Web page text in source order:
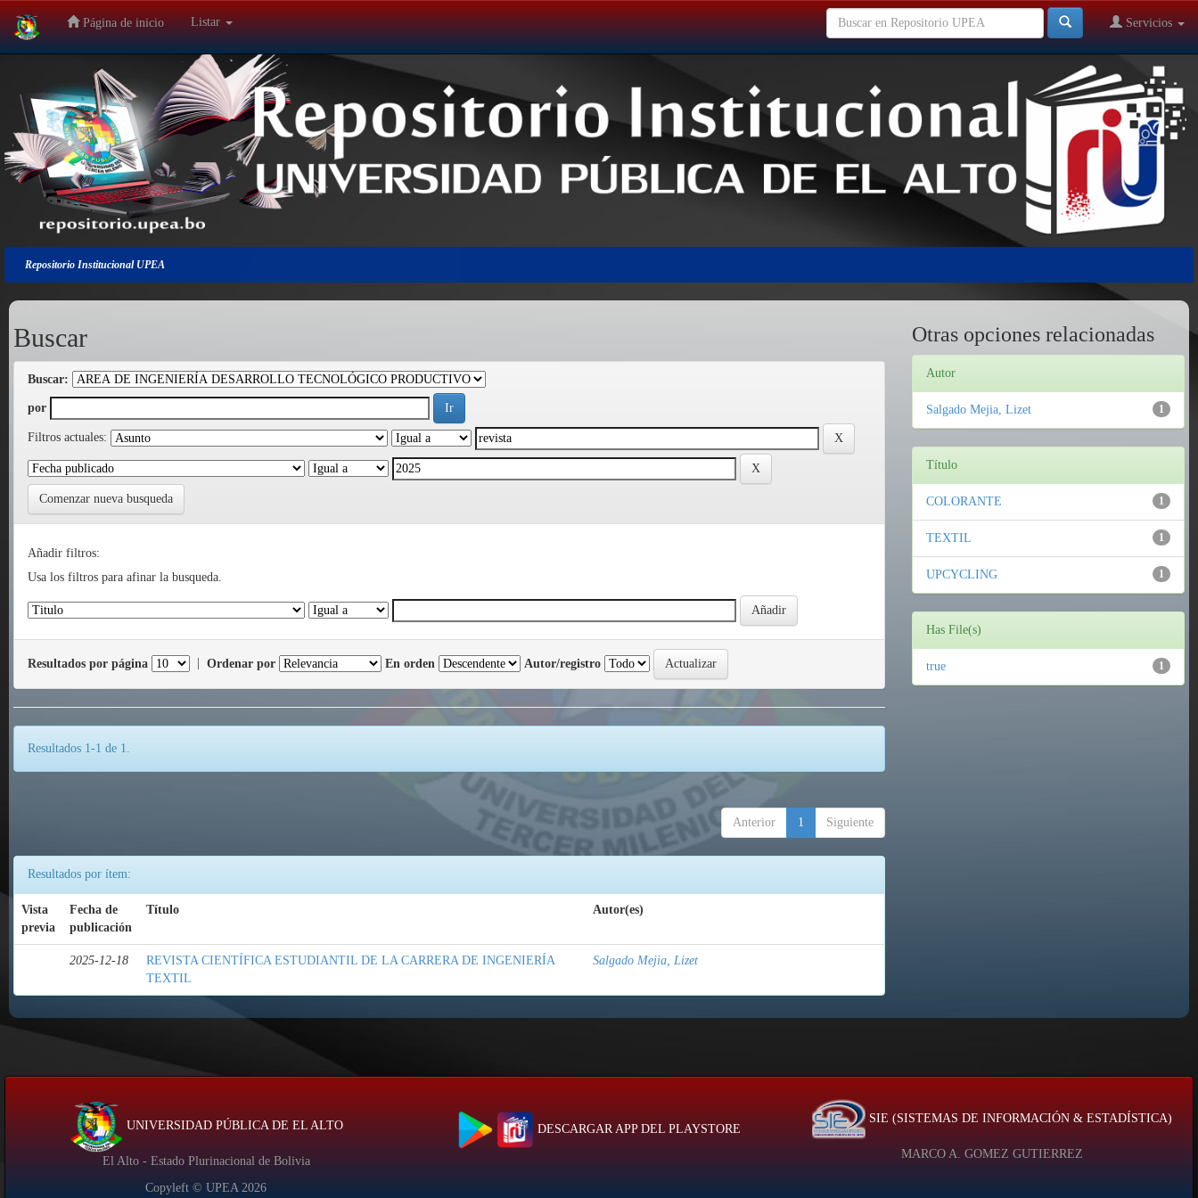
Salir
navegación
Página de inicio Listar Servicios
Repositorio Institucional UPEA
Buscar
Buscar:
por
Filtros actuales:
Comenzar nueva busqueda
Añadir filtros:
Usa los filtros para afinar la busqueda.
Resultados por página Ordenar por En orden Autor/registro
Resultados 1-1 de 1.
Anterior 1 Siguiente
Resultados por ítem:
Vista
previa
Fecha de
publicación
Título Autor(es)
2025-12-18
REVISTA CIENTÍFICA ESTUDIANTIL DE LA CARRERA DE INGENIERÍA
TEXTIL
Salgado Mejia, Lizet
Otras opciones relacionadas
Autor
1
Salgado Mejia, Lizet
Título
1
COLORANTE
1
TEXTIL
1
UPCYCLING
Has File(s)
1
true
UNIVERSIDAD PÚBLICA DE EL ALTO
El Alto - Estado Plurinacional de Bolivia
Copyleft © UPEA2026
DESCARGAR APP DEL PLAYSTORE
SIE (SISTEMAS DE INFORMACIÓN & ESTADÍSTICA)
MARCO A. GOMEZ GUTIERREZ